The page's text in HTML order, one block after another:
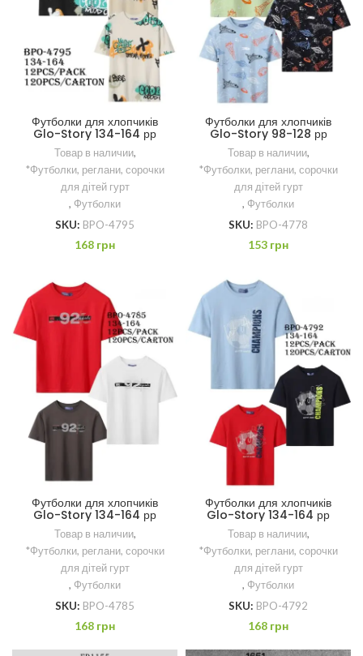
Футболки для хлопчиків
Glo-Story 134-164 рр
Товар в наличии,
*Футболки, реглани, сорочки
для дітей гурт
, Футболки
SKU: BPO-4795
168 грн
Футболки для хлопчиків
Glo-Story 98-128 рр
Товар в наличии,
*Футболки, реглани, сорочки
для дітей гурт
, Футболки
SKU: BPO-4778
153 грн
Футболки для хлопчиків
Glo-Story 134-164 рр
Товар в наличии,
*Футболки, реглани, сорочки
для дітей гурт
, Футболки
SKU: BPO-4785
168 грн
Футболки для хлопчиків
Glo-Story 134-164 рр
Товар в наличии,
*Футболки, реглани, сорочки
для дітей гурт
, Футболки
SKU: BPO-4792
168 грн